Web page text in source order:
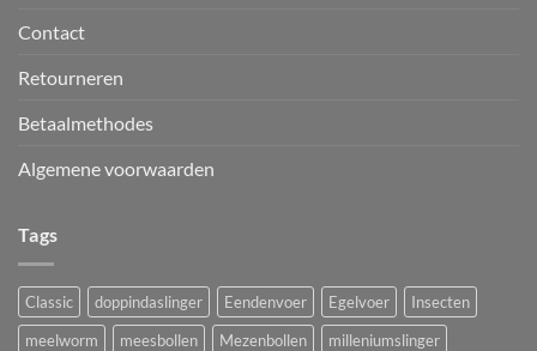
Contact
Retourneren
Betaalmethodes
Algemene voorwaarden
Tags
Classic doppindaslinger Eendenvoer Egelvoer
Insecten
meelworm
meesbollen Mezenbollen
milleniumslinger